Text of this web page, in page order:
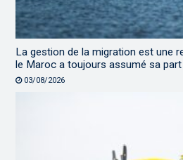
La gestion de la migration est une
le Maroc a toujours assumé sa part
03/08/2026